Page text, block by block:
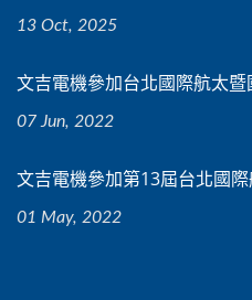
13 Oct, 2025
文吉電機參加台北國際航太
07 Jun, 2022
文吉電機參加第13屆台北國
01 May, 2022